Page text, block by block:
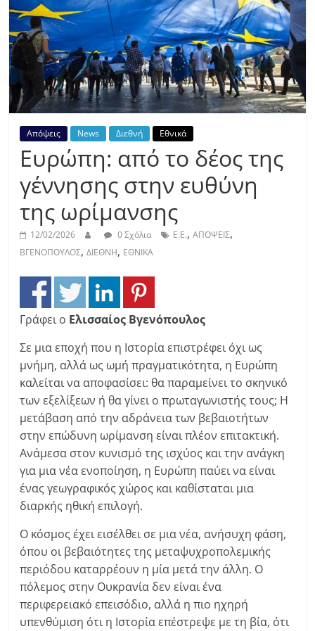
Απόψεις News Διεθνή Εθνικά
Ευρώπη: από το δέος της
γέννησης στην ευθύνη
της ωρίμανσης
12/02/2026 0 Σχόλια E.E.,ΑΠΟΨΕΙΣ,
ΒΓΕΝΟΠΟΥΛΟΣ,ΔΙΕΘΝΗ, ΕΘΝΙΚΑ
Γράφει ο Ελισσαίος Βγενόπουλος
Σε μια εποχή που η Ιστορία επιστρέφει όχι ως
μνήμη, αλλά ως ωμή πραγματικότητα, η Ευρώπη
καλείται να αποφασίσει: θα παραμείνει το σκηνικό
των εξελίξεων ή θα γίνει ο πρωταγωνιστής τους; Η
μετάβαση από την αδράνεια των βεβαιοτήτων
στην επώδυνη ωρίμανση είναι πλέον επιτακτική.
Ανάμεσα στον κυνισμό της ισχύος και την ανάγκη
για μια νέα ενοποίηση, η Ευρώπη παύει να είναι
ένας γεωγραφικός χώρος και καθίσταται μια
διαρκής ηθική επιλογή.
Ο κόσμος έχει εισέλθει σε μια νέα, ανήσυχη φάση,
όπου οι βεβαιότητες της μεταψυχροπολεμικής
περιόδου καταρρέουν η μία μετά την άλλη. Ο
πόλεμος στην Ουκρανία δεν είναι ένα
περιφερειακό επεισόδιο, αλλά η πιο ηχηρή
υπενθύμιση ότι η Ιστορία επέστρεψε με τη βία, ότι